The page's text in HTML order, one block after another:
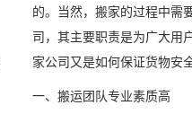
的。当然，搬家的过程中需
司，其主要职责是为广大用
家公司又是如何保证货物安
一、搬运团队专业素质高